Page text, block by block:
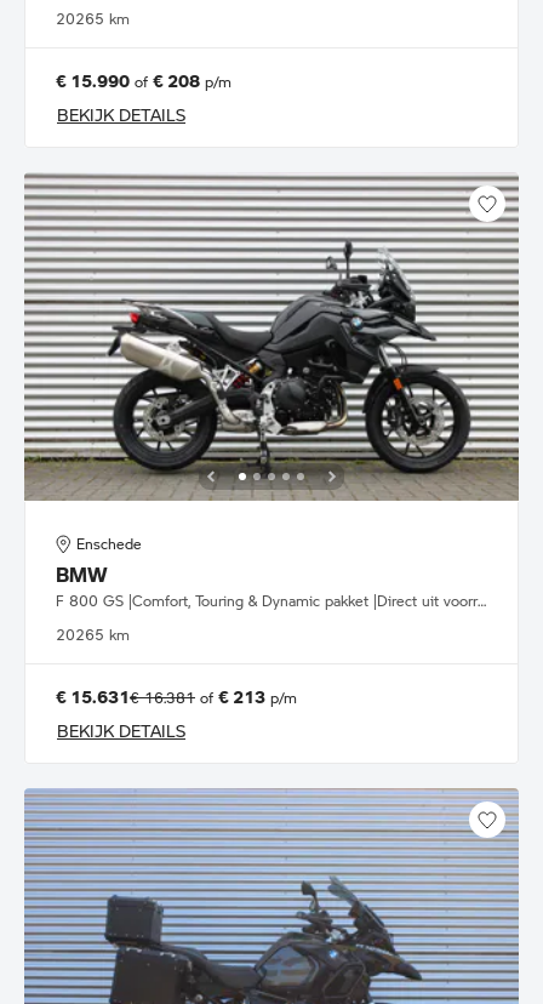
20265 km
€ 15.990 of € 208 p/m
BEKIJK DETAILS
Enschede
BMW
F 800 GS |Comfort, Touring & Dynamic pakket |Direct uit voorraad leverbaar
20265 km
€ 15.631€ 16.381 of € 213 p/m
BEKIJK DETAILS